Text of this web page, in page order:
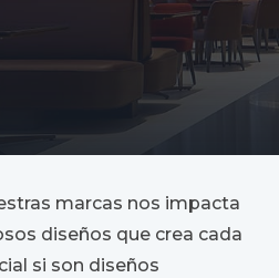
marcas nos impacta
diseños que crea cada
si son diseños